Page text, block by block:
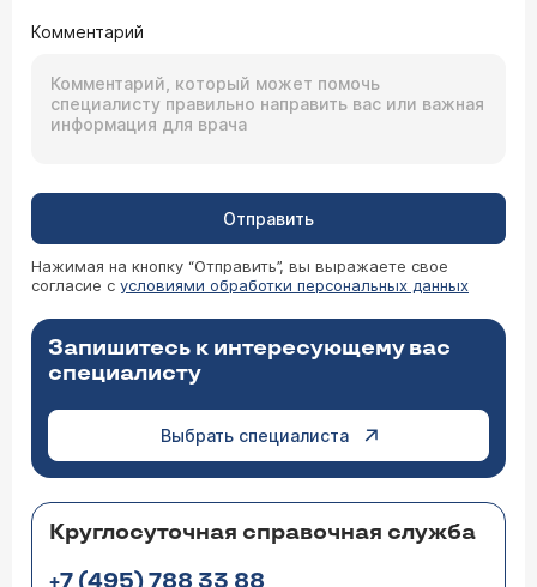
Комментарий
Отправить
Нажимая на кнопку “Отправить”, вы выражаете свое
согласие с условиями обработки персональных данных
Запишитесь к интересующему вас
специалисту
Выбрать специалиста
Круглосуточная справочная служба
+7 (495) 788 33 88